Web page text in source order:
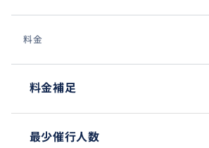
料金
料金補足
最少催行人数